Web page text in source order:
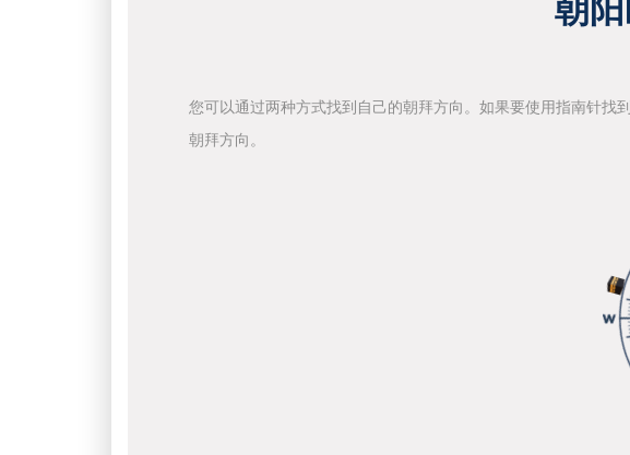
朝
您可以通过两种方式找到自己的朝拜方向。如果要使用指南针
朝拜方向。